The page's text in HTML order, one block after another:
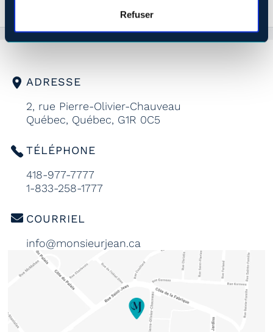
Refuser
ADRESSE
2, rue Pierre-Olivier-Chauveau
Québec, Québec, G1R 0C5
TÉLÉPHONE
418-977-7777
1-833-258-1777
COURRIEL
info@monsieurjean.ca